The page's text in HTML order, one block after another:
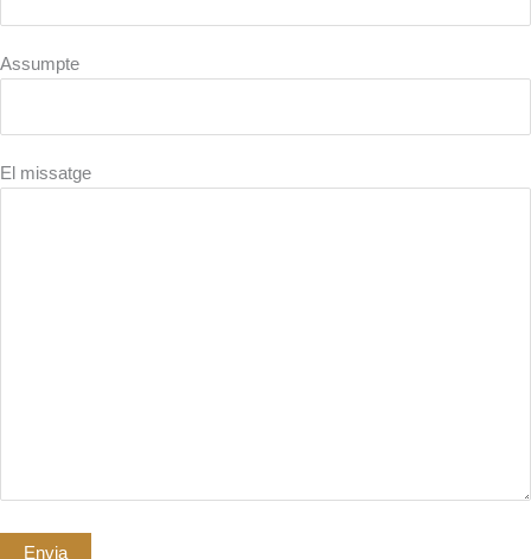
Assumpte
El missatge